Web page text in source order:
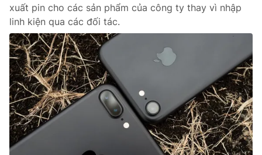
xuất pin cho các sản phẩm của công ty thay vì nhập
linh kiện qua các đối tác.